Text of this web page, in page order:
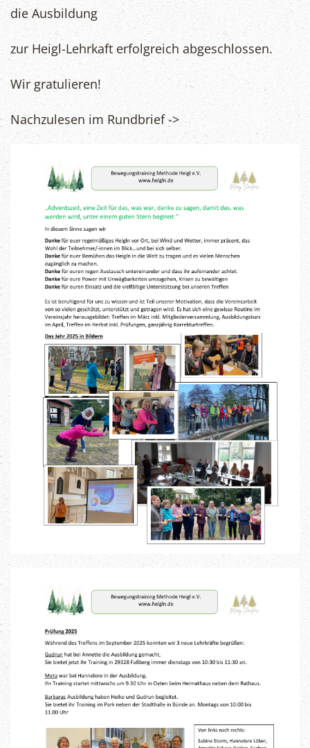
die Ausbildung
zur Heigl-Lehrkaft erfolgreich abgeschlossen.
Wir gratulieren!
Nachzulesen im Rundbrief ->